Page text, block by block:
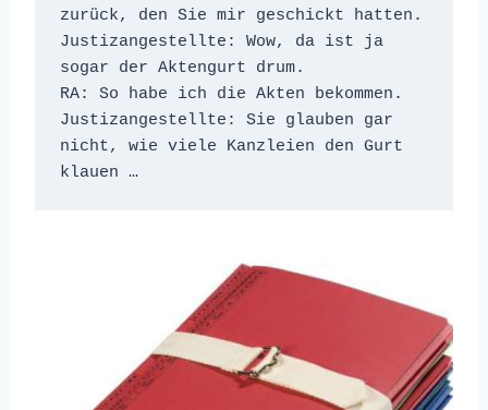
zurück, den Sie mir geschickt hatten.
Justizangestellte: Wow, da ist ja
sogar der Aktengurt drum.
RA: So habe ich die Akten bekommen.
Justizangestellte: Sie glauben gar
nicht, wie viele Kanzleien den Gurt
klauen …